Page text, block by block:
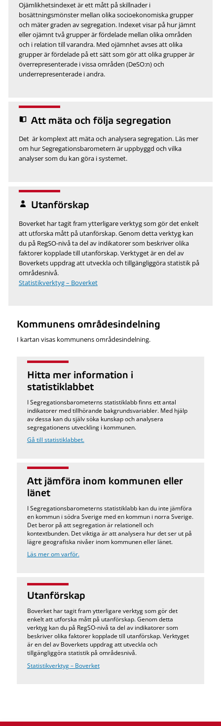
Ojämlikhetsindexet är ett mått på skillnader i
bosättningsmönster mellan olika socioekonomiska grupper
och mäter graden av segregation. Indexet visar på hur jämnt
eller ojämnt två grupper är fördelade mellan olika områden
och i relation till varandra. Med ojämnhet avses att olika
grupper är fördelade på ett sätt som gör att olika grupper är
överrepresenterade i vissa områden (DeSO:n) och
underrepresenterade i andra.
Att mäta och följa segregation
Det är komplext att mäta och analysera segregation. Läs mer
om hur Segregationsbarometern är uppbyggd och vilka
analyser som du kan göra i systemet.
Utanförskap
Boverket har tagit fram ytterligare verktyg som gör det enkelt
att utforska mått på utanförskap. Genom detta verktyg kan
du på RegSO-nivå ta del av indikatorer som beskriver olika
faktorer kopplade till utanförskap. Verktyget är en del av
Boverkets uppdrag att utveckla och tillgängliggöra statistik på
områdesnivå.
Statistikverktyg – Boverket
Kommunens områdesindelning
I kartan visas kommunens områdesindelning.
Hitta mer information i
statistiklabbet
I Segregationsbarometerns statistiklabb finns ett antal
indikatorer med tillhörande bakgrundsvariabler. Med hjälp
av dessa kan du själv söka kunskap och analysera
segregationens utveckling i kommunen.
Gå till statistiklabbet.
Att jämföra inom kommunen eller
länet
I Segregationsbarometerns statistiklabb kan du inte jämföra
en kommun i södra Sverige med en kommun i norra Sverige.
Det beror på att segregation är relationell och
kontextbunden. Det viktiga är att analysera hur det ser ut på
lägre geografiska nivåer inom kommunen eller länet.
Läs mer om varför.
Utanförskap
Boverket har tagit fram ytterligare verktyg som gör det
enkelt att utforska mått på utanförskap. Genom detta
verktyg kan du på RegSO-nivå ta del av indikatorer som
beskriver olika faktorer kopplade till utanförskap. Verktyget
är en del av Boverkets uppdrag att utveckla och
tillgängliggöra statistik på områdesnivå.
Statistikverktyg – Boverket